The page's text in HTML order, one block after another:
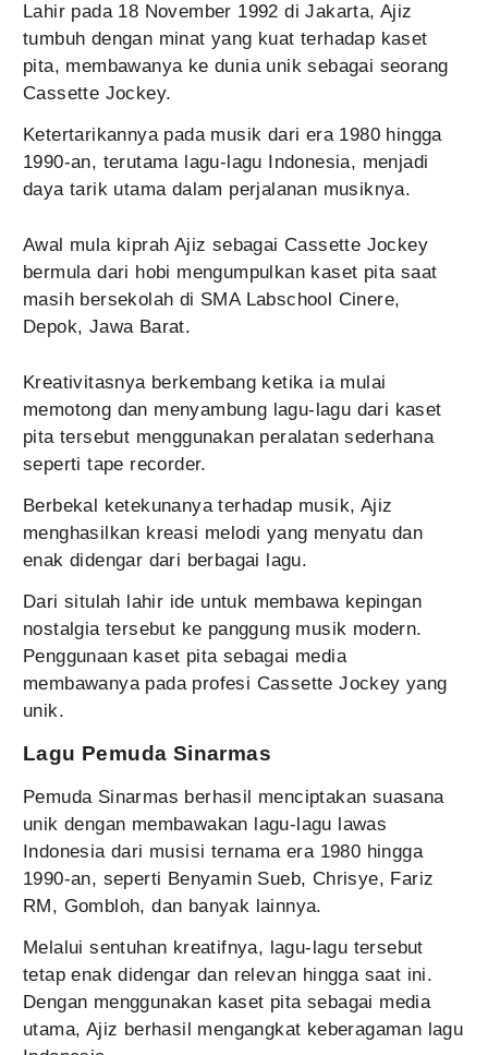
Lahir pada 18 November 1992 di Jakarta, Ajiz
tumbuh dengan minat yang kuat terhadap kaset
pita, membawanya ke dunia unik sebagai seorang
Cassette Jockey.
Ketertarikannya pada musik dari era 1980 hingga
1990-an, terutama lagu-lagu Indonesia, menjadi
daya tarik utama dalam perjalanan musiknya.
Awal mula kiprah Ajiz sebagai Cassette Jockey
bermula dari hobi mengumpulkan kaset pita saat
masih bersekolah di SMA Labschool Cinere,
Depok, Jawa Barat.
Kreativitasnya berkembang ketika ia mulai
memotong dan menyambung lagu-lagu dari kaset
pita tersebut menggunakan peralatan sederhana
seperti tape recorder.
Berbekal ketekunanya terhadap musik, Ajiz
menghasilkan kreasi melodi yang menyatu dan
enak didengar dari berbagai lagu.
Dari situlah lahir ide untuk membawa kepingan
nostalgia tersebut ke panggung musik modern.
Penggunaan kaset pita sebagai media
membawanya pada profesi Cassette Jockey yang
unik.
Lagu Pemuda Sinarmas
Pemuda Sinarmas berhasil menciptakan suasana
unik dengan membawakan lagu-lagu lawas
Indonesia dari musisi ternama era 1980 hingga
1990-an, seperti Benyamin Sueb, Chrisye, Fariz
RM, Gombloh, dan banyak lainnya.
Melalui sentuhan kreatifnya, lagu-lagu tersebut
tetap enak didengar dan relevan hingga saat ini.
Dengan menggunakan kaset pita sebagai media
utama, Ajiz berhasil mengangkat keberagaman lagu